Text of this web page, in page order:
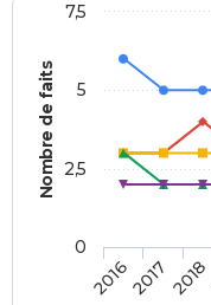
Nombre de faits
20162017 2018
0
2,5
5
7,5